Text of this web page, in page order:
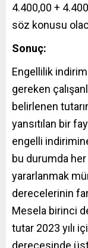
4.400,00 +
söz konusu
Sonuç:
Engellilik
gereken
belirlenen
yansıtılan bir
engelli
bu durumda
yararlanmak
derecelerinin
Mesela birinci
tutar 2023 yılı
derecesinde üst